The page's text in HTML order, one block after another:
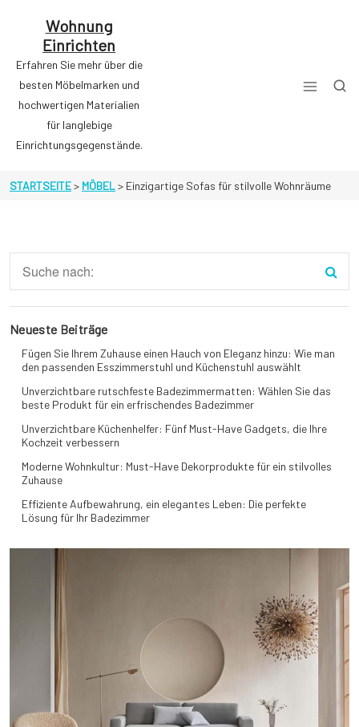
Wohnung
Einrichten
Erfahren Sie mehr über die
besten Möbelmarken und
hochwertigen Materialien
für langlebige
Einrichtungsgegenstände.
STARTSEITE> MÖBEL> Einzigartige Sofas für stilvolle Wohnräume
Neueste Beiträge
Fügen Sie Ihrem Zuhause einen Hauch von Eleganz hinzu: Wie man
den passenden Esszimmerstuhl und Küchenstuhl auswählt
Unverzichtbare rutschfeste Badezimmermatten: Wählen Sie das
beste Produkt für ein erfrischendes Badezimmer
Unverzichtbare Küchenhelfer: Fünf Must-Have Gadgets, die Ihre
Kochzeit verbessern
Moderne Wohnkultur: Must-Have Dekorprodukte für ein stilvolles
Zuhause
Effiziente Aufbewahrung, ein elegantes Leben: Die perfekte
Lösung für Ihr Badezimmer